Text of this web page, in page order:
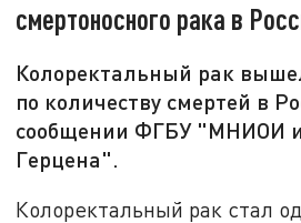
смертоносного рака в
Колоректальный рак
по количеству смертей в
сообщении ФГБУ "МНИОИ
Герцена".
Колоректальный рак стал